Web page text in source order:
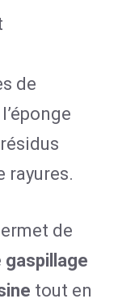
de
rayures.
de
gaspillage
tout en